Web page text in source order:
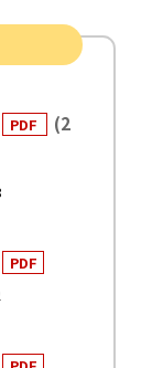
PDF
(2
PDF